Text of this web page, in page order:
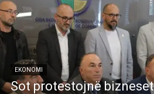
EKONOMI
Sot protestojnë